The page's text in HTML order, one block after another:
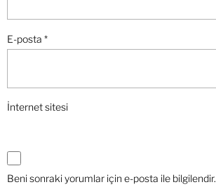
E-posta *
İnternet sitesi
Beni sonraki yorumlar için e-posta ile bilgilendir.